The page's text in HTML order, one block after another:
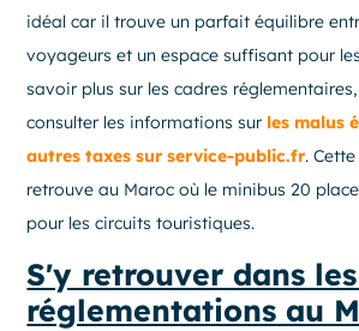
idéal car il trouve un parfait équilibre
voyageurs et un espace suffisant pour
savoir plus sur les cadres
consulter les informations sur les malus
autres taxes sur service-public.fr.
retrouve au Maroc où le minibus 20
pour les circuits touristiques.
S'y retrouver dans
réglementations au